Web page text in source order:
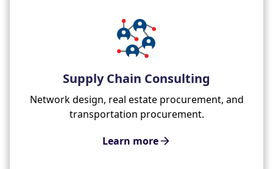
Supply Chain Consulting
Network design, real estate procurement, and
transportation procurement.
Learn more